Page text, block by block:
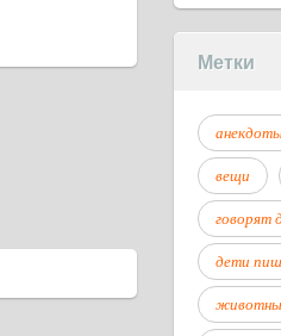
Метки
вещи
говорят
дети